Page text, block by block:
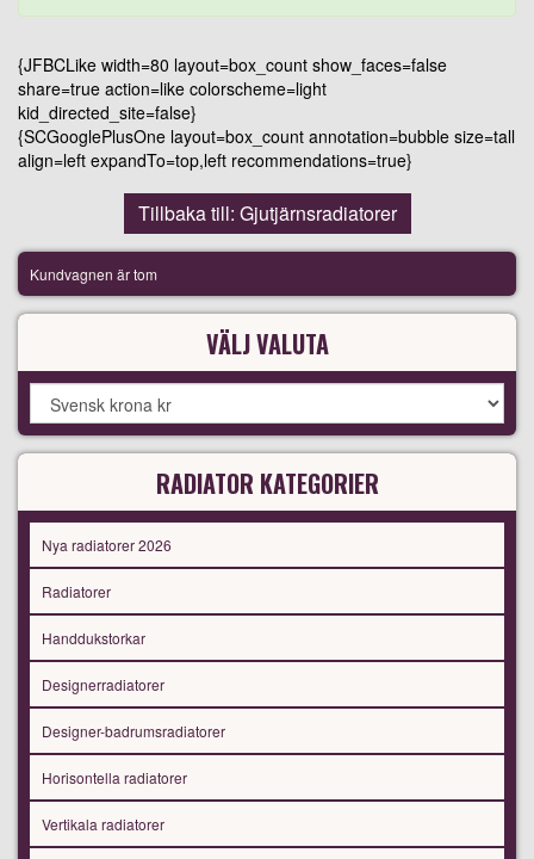
{JFBCLike width=80 layout=box_count show_faces=false
share=true action=like colorscheme=light
kid_directed_site=false}
{SCGooglePlusOne layout=box_count annotation=bubble size=tall
align=left expandTo=top,left recommendations=true}
Tillbaka till: Gjutjärnsradiatorer
Kundvagnen är tom
VÄLJ VALUTA
RADIATOR KATEGORIER
Nya radiatorer 2026
Radiatorer
Handdukstorkar
Designerradiatorer
Designer-badrumsradiatorer
Horisontella radiatorer
Vertikala radiatorer